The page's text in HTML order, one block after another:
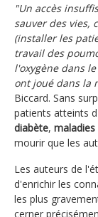
"Un accès
sauver des vies,
(installer les
travail des
l'oxygène dans
ont joué dans la
Biccard. Sans
patients atteints
diabète, maladies
mourir que les
Les auteurs de
d'enrichir les
les plus
cerner